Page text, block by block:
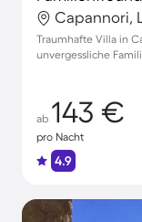
Capannori,
Traumhafte Villa in
unvergessliche
ab 143 €
pro Nacht
4.9